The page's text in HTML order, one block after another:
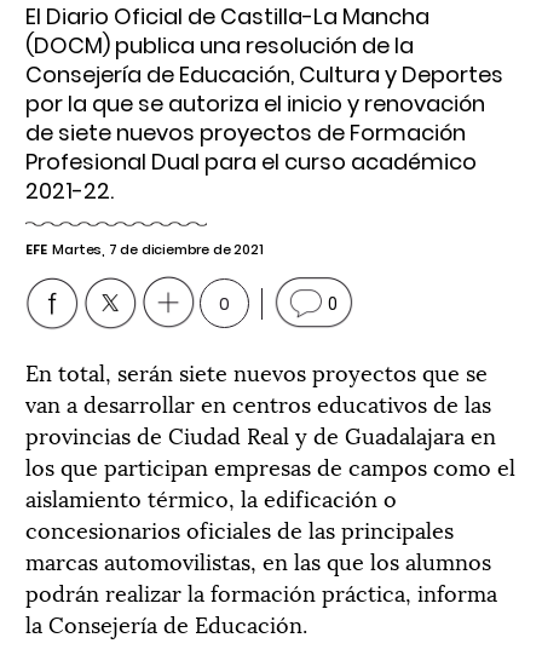
El Diario Oficial de Castilla-La Mancha
(DOCM) publica una resolución de la
Consejería de Educación, Cultura y Deportes
por la que se autoriza el inicio y renovación
de siete nuevos proyectos de Formación
Profesional Dual para el curso académico
2021-22.
EFE Martes, 7 de diciembre de 2021
0 0
En total, serán siete nuevos proyectos que se
van a desarrollar en centros educativos de las
provincias de Ciudad Real y de Guadalajara en
los que participan empresas de campos como el
aislamiento térmico, la edificación o
concesionarios oficiales de las principales
marcas automovilistas, en las que los alumnos
podrán realizar la formación práctica, informa
la Consejería de Educación.